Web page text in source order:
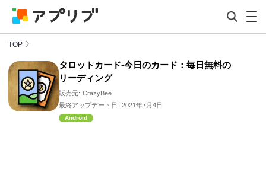
TOP
タロットカード-今日のカード：毎日無料の
リーディング
販売元: CrazyBee
最終アップデート日: 2021年7月4日
Android